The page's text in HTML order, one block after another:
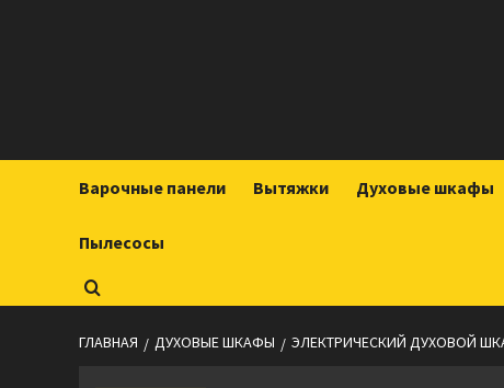
Варочные панели Вытяжки Духовые шкафы
Пылесосы
ГЛАВНАЯ ДУХОВЫЕ ШКАФЫ ЭЛЕКТРИЧЕСКИЙ ДУХОВОЙ ШКАФ